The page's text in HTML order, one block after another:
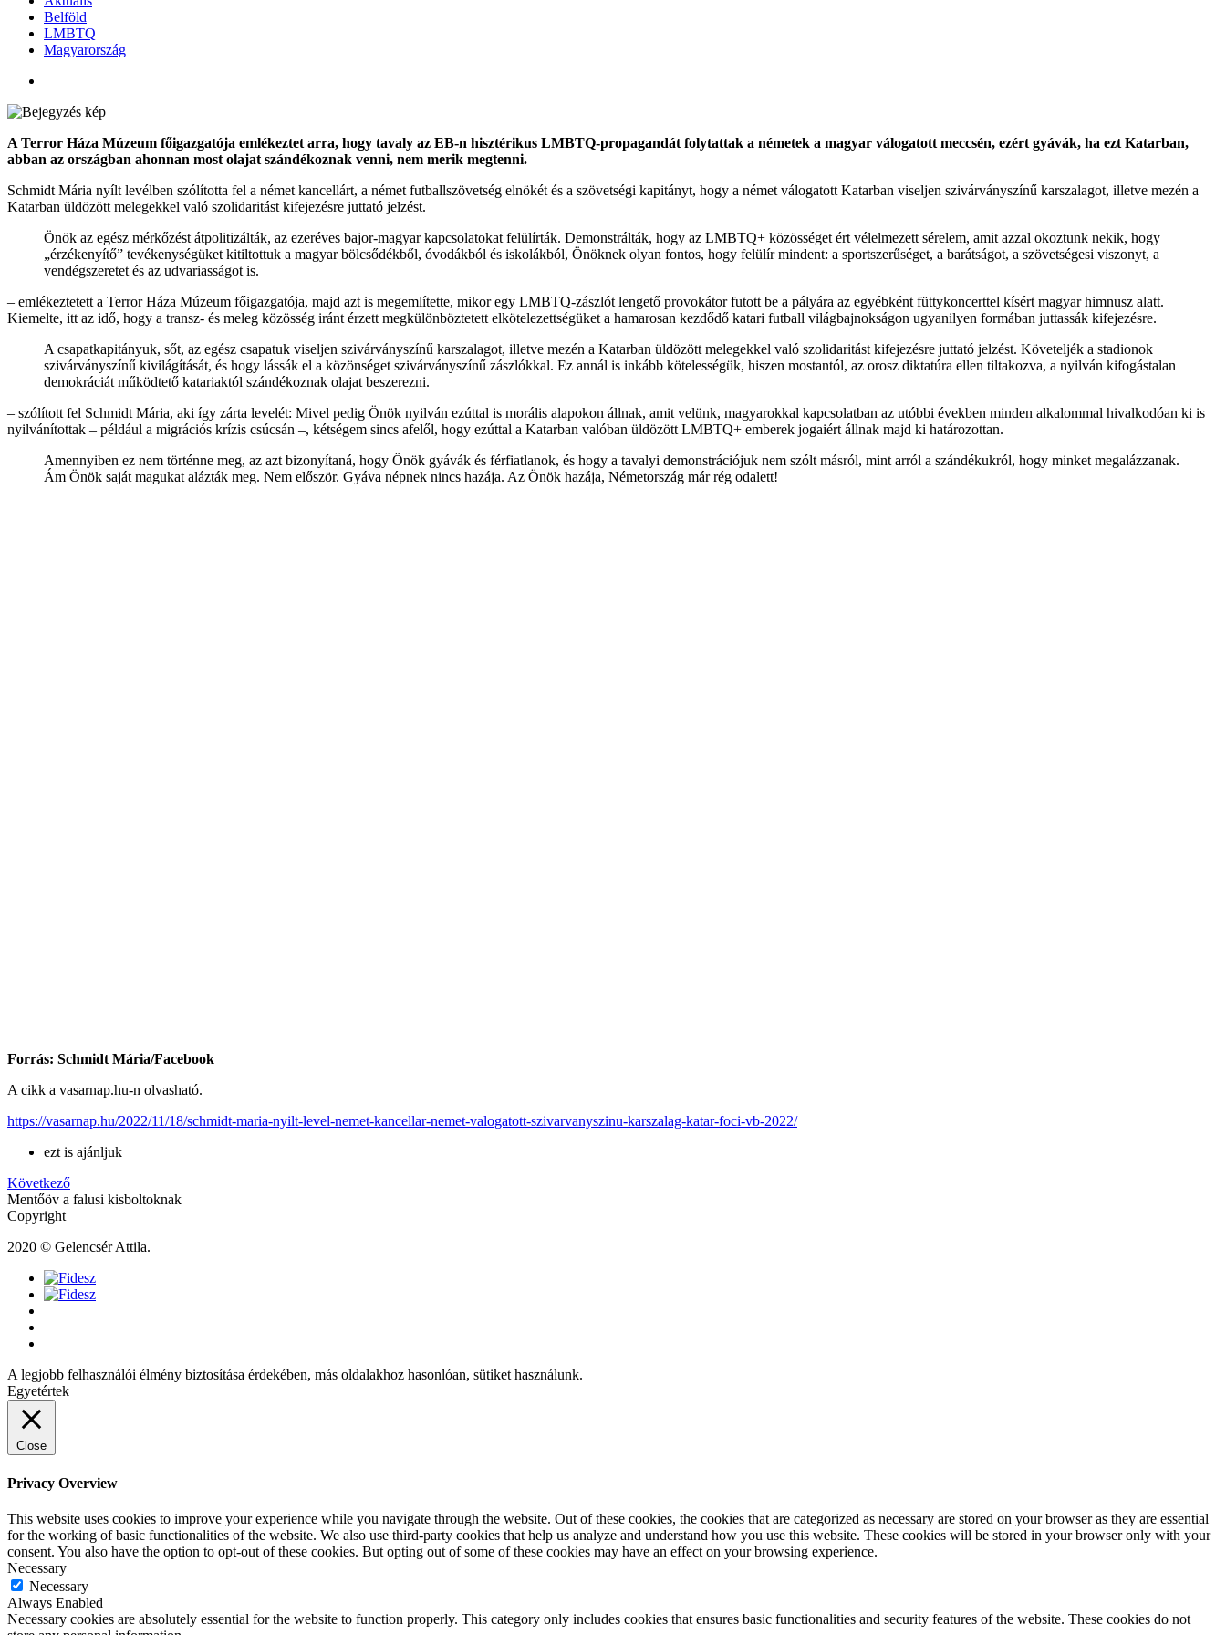
Belföld
LMBTQ
Magyarország
A Terror Háza Múzeum főigazgatója emlékeztet arra, hogy tavaly az EB-n hisztérikus LMBTQ-propagandát folytattak a németek a magyar válogatott meccsén, ezért gyávák, ha ezt Katarban,
abban az országban ahonnan most olajat szándékoznak venni, nem merik megtenni.
Schmidt Mária nyílt levélben szólította fel a német kancellárt, a német futballszövetség elnökét és a szövetségi kapitányt, hogy a német válogatott Katarban viseljen szivárványszínű karszalagot, illetve mezén a
Katarban üldözött melegekkel való szolidaritást kifejezésre juttató jelzést.
Önök az egész mérkőzést átpolitizálták, az ezeréves bajor-magyar kapcsolatokat felülírták. Demonstrálták, hogy az LMBTQ+ közösséget ért vélelmezett sérelem, amit azzal okoztunk nekik, hogy
„érzékenyítő” tevékenységüket kitiltottuk a magyar bölcsődékből, óvodákból és iskolákból, Önöknek olyan fontos, hogy felülír mindent: a sportszerűséget, a barátságot, a szövetségesi viszonyt, a
vendégszeretet és az udvariasságot is.
– emlékeztetett a Terror Háza Múzeum főigazgatója, majd azt is megemlítette, mikor egy LMBTQ-zászlót lengető provokátor futott be a pályára az egyébként füttykoncerttel kísért magyar himnusz alatt.
Kiemelte, itt az idő, hogy a transz- és meleg közösség iránt érzett megkülönböztetett elkötelezettségüket a hamarosan kezdődő katari futball világbajnokságon ugyanilyen formában juttassák kifejezésre.
A csapatkapitányuk, sőt, az egész csapatuk viseljen szivárványszínű karszalagot, illetve mezén a Katarban üldözött melegekkel való szolidaritást kifejezésre juttató jelzést. Követeljék a stadionok
szivárványszínű kivilágítását, és hogy lássák el a közönséget szivárványszínű zászlókkal. Ez annál is inkább kötelességük, hiszen mostantól, az orosz diktatúra ellen tiltakozva, a nyilván kifogástalan
demokráciát működtető katariaktól szándékoznak olajat beszerezni.
– szólított fel Schmidt Mária, aki így zárta levelét: Mivel pedig Önök nyilván ezúttal is morális alapokon állnak, amit velünk, magyarokkal kapcsolatban az utóbbi években minden alkalommal hivalkodóan ki is
nyilvánítottak – például a migrációs krízis csúcsán –, kétségem sincs afelől, hogy ezúttal a Katarban valóban üldözött LMBTQ+ emberek jogaiért állnak majd ki határozottan.
Amennyiben ez nem történne meg, az azt bizonyítaná, hogy Önök gyávák és férfiatlanok, és hogy a tavalyi demonstrációjuk nem szólt másról, mint arról a szándékukról, hogy minket megalázzanak.
Ám Önök saját magukat alázták meg. Nem először. Gyáva népnek nincs hazája. Az Önök hazája, Németország már rég odalett!
Forrás: Schmidt Mária/Facebook
A cikk a vasarnap.hu-n olvasható.
https://vasarnap.hu/2022/11/18/schmidt-maria-nyilt-level-nemet-kancellar-nemet-valogatott-szivarvanyszinu-karszalag-katar-foci-vb-2022/
ezt is ajánljuk
Következő
Mentőöv a falusi kisboltoknak
Copyright
2020 © Gelencsér Attila.
A legjobb felhasználói élmény biztosítása érdekében, más oldalakhoz hasonlóan, sütiket használunk.
Egyetértek
Close
Privacy Overview
This website uses cookies to improve your experience while you navigate through the website. Out of these cookies, the cookies that are categorized as necessary are stored on your browser as they are essential
for the working of basic functionalities of the website. We also use third-party cookies that help us analyze and understand how you use this website. These cookies will be stored in your browser only with your
consent. You also have the option to opt-out of these cookies. But opting out of some of these cookies may have an effect on your browsing experience.
Necessary
Necessary
Always Enabled
Necessary cookies are absolutely essential for the website to function properly. This category only includes cookies that ensures basic functionalities and security features of the website. These cookies do not